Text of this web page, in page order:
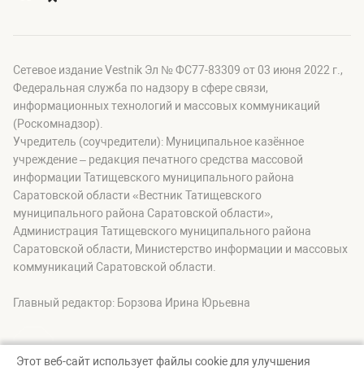
Сетевое издание Vestnik Эл № ФС77-83309 от 03 июня 2022 г.,
Федеральная служба по надзору в сфере связи,
информационных технологий и массовых коммуникаций
(Роскомнадзор).
Учредитель (соучредители): Муниципальное казённое
учреждение – редакция печатного средства массовой
информации Татищевского муниципального района
Саратовской области «Вестник Татищевского
муниципального района Саратовской области»,
Администрация Татищевского муниципального района
Саратовской области, Министерство информации и массовых
коммуникаций Саратовской области.
Главный редактор: Борзова Ирина Юрьевна
Этот веб-сайт использует файлы cookie для улучшения